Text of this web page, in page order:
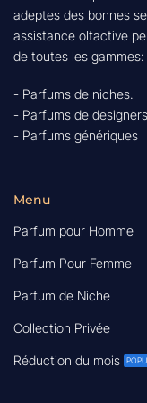
adeptes des bonnes
assistance olfactive
de toutes les gammes:
- Parfums de niches.
- Parfums de designers
- Parfums génériques
Menu
Parfum pour Homme
Parfum Pour Femme
Parfum de Niche
Collection Privée
Réduction du mois